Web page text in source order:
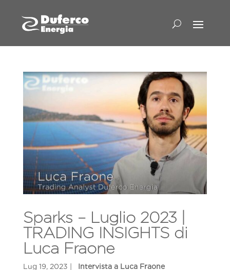
Sparks – Luglio 2023 |
TRADING INSIGHTS di
Luca Fraone